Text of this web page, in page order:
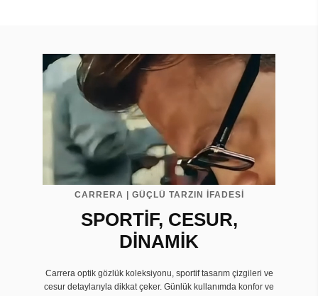
CARRERA | GÜÇLÜ TARZIN İFADESİ
SPORTİF, CESUR,
DİNAMİK
Carrera optik gözlük koleksiyonu, sportif tasarım çizgileri ve
cesur detaylarıyla dikkat çeker. Günlük kullanımda konfor ve